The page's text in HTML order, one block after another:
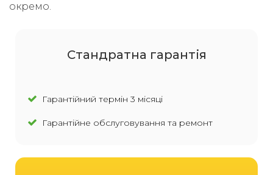
окремо.
Cтандратна гарантія
Гарантійний термін 3 місяці
Гарантійне обслуговування та ремонт